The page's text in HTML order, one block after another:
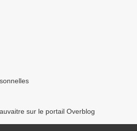
sur le portail Overblog